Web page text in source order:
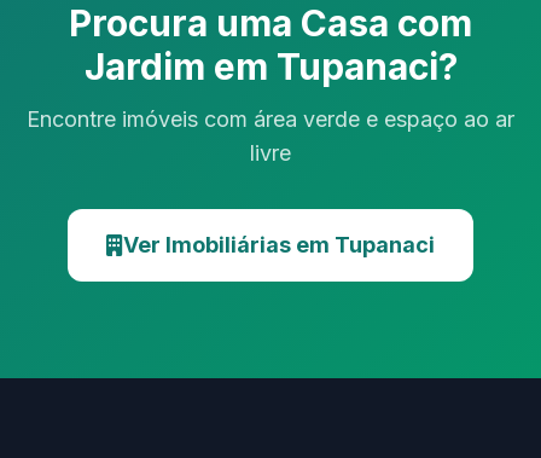
Procura uma Casa com
Jardim em Tupanaci?
Encontre imóveis com área verde e espaço ao ar
livre
Ver Imobiliárias em Tupanaci